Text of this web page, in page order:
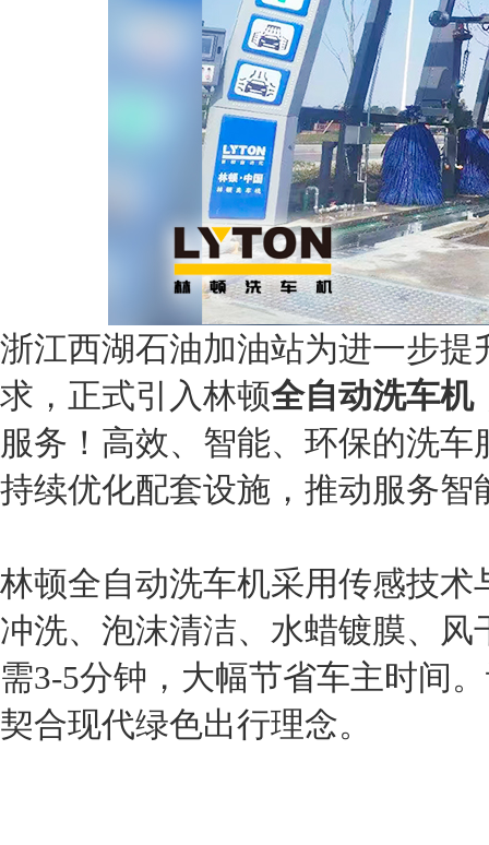
浙江西湖石油加油站为进一步
求，正式引入林顿全自动洗车机
服务！高效、智能、环保的洗
持续优化配套设施，推动服务智
林顿全自动洗车机采用传感技
冲洗、泡沫清洁、水蜡镀膜、
需3-5分钟，大幅节省车主时间
契合现代绿色出行理念。